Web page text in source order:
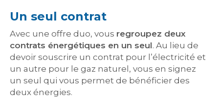
Un seul contrat
Avec une offre duo, vous regroupez deux
contrats énergétiques en un seul. Au lieu de
devoir souscrire un contrat pour l’électricité et
un autre pour le gaz naturel, vous en signez
un seul qui vous permet de bénéficier des
deux énergies.